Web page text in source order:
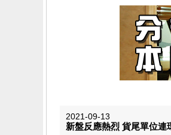
2021-09-13
新盤反應熱烈 貨尾單位連